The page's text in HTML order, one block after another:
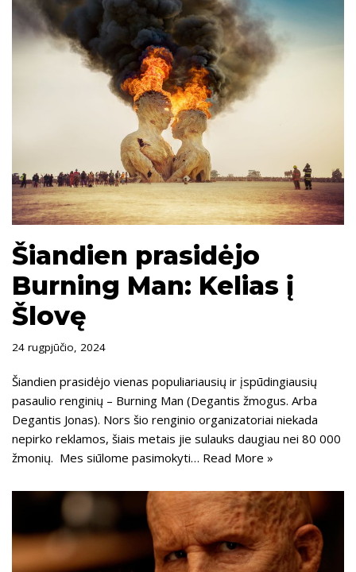
Šiandien prasidėjo
Burning Man: Kelias į
Šlovę
24 rugpjūčio, 2024
Šiandien prasidėjo vienas populiariausių ir įspūdingiausių
pasaulio renginių – Burning Man (Degantis žmogus. Arba
Degantis Jonas). Nors šio renginio organizatoriai niekada
nepirko reklamos, šiais metais jie sulauks daugiau nei 80 000
žmonių. Mes siūlome pasimokyti… Read More »